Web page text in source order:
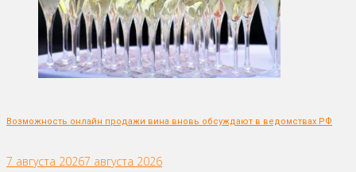
Возможность онлайн продажи вина вновь обсуждают в ведомствах РФ
7 августа 20267 августа 2026